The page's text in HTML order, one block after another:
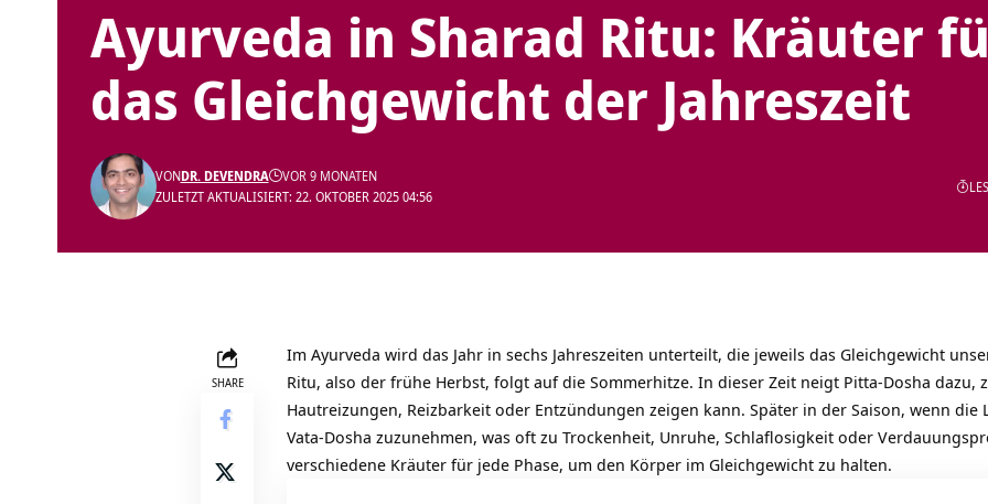
Ayurveda in Sharad Ritu: Kräuter
das Gleichgewicht der Jahreszeit
ZULETZT AKTUALISIERT: 22. OKTOBER 2025 04:56
VONDR. DEVENDRA VOR 9 MONATEN
SHARE
Im Ayurveda wird das Jahr in sechs Jahreszeiten unterteilt, die jeweils das Gleichgewicht
Ritu, also der frühe Herbst, folgt auf die Sommerhitze. In dieser Zeit neigt Pitta-Dosha dazu,
Hautreizungen, Reizbarkeit oder Entzündungen zeigen kann. Später in der Saison, wenn
Vata-Dosha zuzunehmen, was oft zu Trockenheit, Unruhe, Schlaflosigkeit oder
verschiedene Kräuter für jede Phase, um den Körper im Gleichgewicht zu halten.